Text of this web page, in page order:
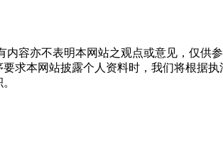
容亦不表明本网站之观点或意见，仅供
求本网站披露个人资料时，我们将根据